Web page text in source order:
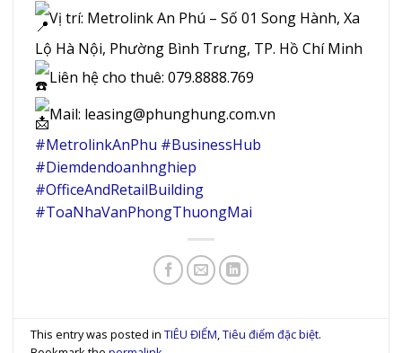
Vị trí: Metrolink An Phú – Số 01 Song Hành, Xa
Lộ Hà Nội, Phường Bình Trưng, TP. Hồ Chí Minh
Liên hệ cho thuê: 079.8888.769
Mail: leasing@phunghung.com.vn
#MetrolinkAnPhu #BusinessHub
#Diemdendoanhnghiep
#OfficeAndRetailBuilding
#ToaNhaVanPhongThuongMai
This entry was posted inTIÊU ĐIỂM ,Tiêu điểm đặc biệt.